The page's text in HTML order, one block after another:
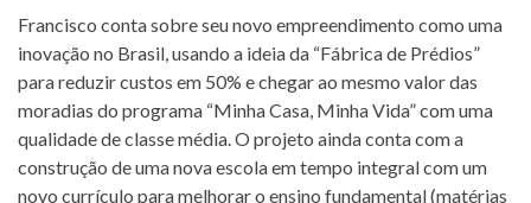
Francisco conta sobre seu novo empreendimento como uma
inovação no Brasil, usando a ideia da “Fábrica de Prédios”
para reduzir custos em 50% e chegar ao mesmo valor das
moradias do programa “Minha Casa, Minha Vida” com uma
qualidade de classe média. O projeto ainda conta com a
construção de uma nova escola em tempo integral com um
novo currículo para melhorar o ensino fundamental (matérias